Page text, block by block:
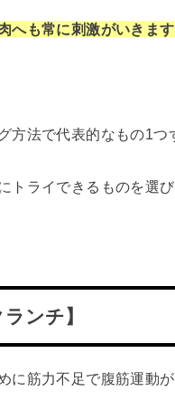
へも常に刺激がいきます
法で代表的なもの1つ
トライできるものを選び
ンチ】
に筋力不足で腹筋運動